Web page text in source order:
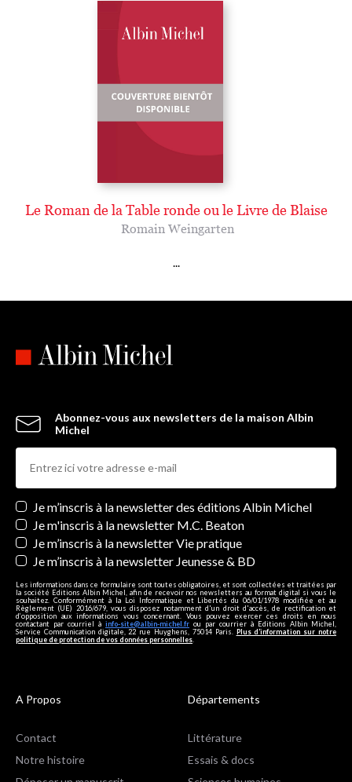
Le Roman de la Table ronde ou le Livre de Blaise
Romain Weingarten
...
Abonnez-vous aux newsletters de la maison Albin
Michel
Newsletters
Je m’inscris à la newsletter des éditions Albin Michel
Je m'inscris à la newsletter M.C. Beaton
Je m’inscris à la newsletter Vie pratique
Je m’inscris à la newsletter Jeunesse & BD
Les informations dans ce formulaire sont toutes obligatoires, et sont collectées et traitées par
la société Editions Albin Michel, afin de recevoir nos newsletters au format digital si vous le
souhaitez. Conformément à la Loi Informatique et Libertés du 06/01/1978 modifiée et au
Règlement (UE) 2016/679, vous disposez notamment d'un droit d'accès, de rectification et
d’opposition aux informations vous concernant. Vous pouvez exercer ces droits en nous
contactant par courriel à info-site@albin-michel.fr ou par courrier à Editions Albin Michel,
Service Communication digitale, 22 rue Huyghens, 75014 Paris. Plus d’information sur notre
politique de protection de vos données personnelles
A Propos
Contact
Notre histoire
Départements
Littérature
Essais & docs